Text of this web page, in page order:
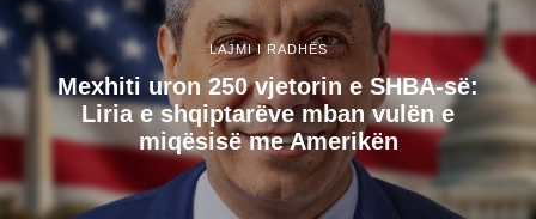
LAJMI I RADHËS
Mexhiti uron 250 vjetorin e SHBA-së:
Liria e shqiptarëve mban vulën e
miqësisë me Amerikën